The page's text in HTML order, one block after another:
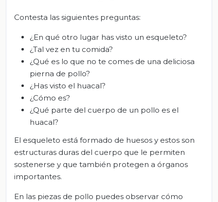
Contesta las siguientes preguntas:
¿En qué otro lugar has visto un esqueleto?
¿Tal vez en tu comida?
¿Qué es lo que no te comes de una deliciosa
pierna de pollo?
¿Has visto el huacal?
¿Cómo es?
¿Qué parte del cuerpo de un pollo es el
huacal?
El esqueleto está formado de huesos y estos son
estructuras duras del cuerpo que le permiten
sostenerse y que también protegen a órganos
importantes.
En las piezas de pollo puedes observar cómo